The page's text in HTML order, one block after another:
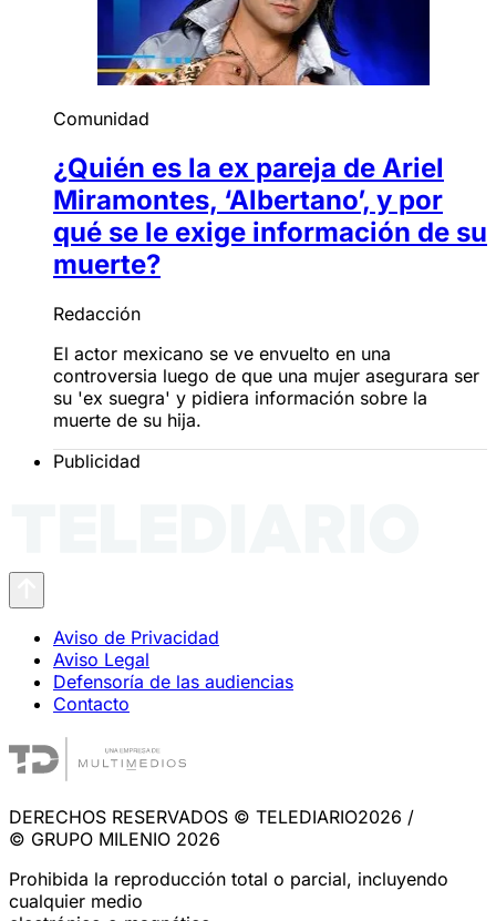
Comunidad
¿Quién es la ex pareja de Ariel
Miramontes, ‘Albertano’, y por
qué se le exige información de su
muerte?
Redacción
El actor mexicano se ve envuelto en una
controversia luego de que una mujer asegurara ser
su 'ex suegra' y pidiera información sobre la
muerte de su hija.
Publicidad
Aviso de Privacidad
Aviso Legal
Defensoría de las audiencias
Contacto
DERECHOS RESERVADOS © TELEDIARIO2026 /
© GRUPO MILENIO 2026
Prohibida la reproducción total o parcial, incluyendo
cualquier medio